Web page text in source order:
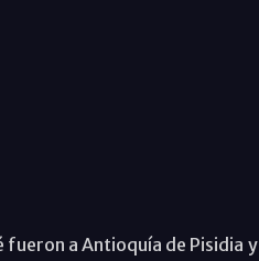
fueron a Antioquía de Pisidia y